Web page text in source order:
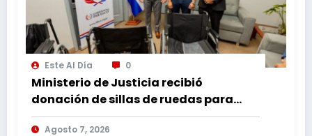
Este Al Día 0
Ministerio de Justicia recibió
donación de sillas de ruedas para
internos vulnerables
Agosto 7, 2026